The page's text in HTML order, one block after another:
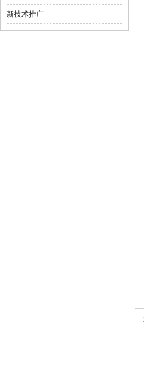
新技术推广